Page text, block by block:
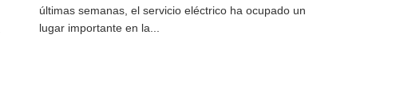
últimas semanas, el servicio eléctrico ha ocupado un
lugar importante en la...